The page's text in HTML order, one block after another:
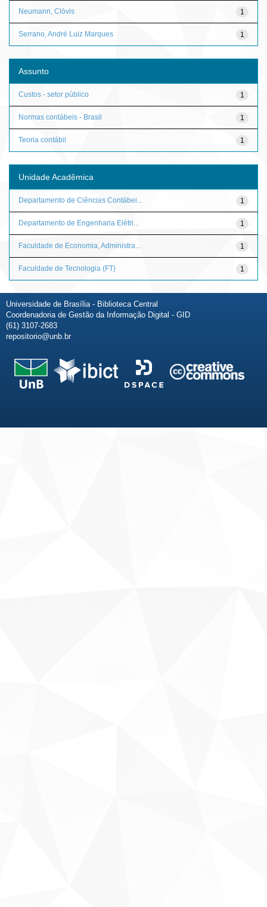
1
Neumann, Clóvis
1
Serrano, André Luiz Marques
Assunto
1
Custos - setor público
1
Normas contábeis - Brasil
1
Teoria contábil
Unidade Acadêmica
1
Departamento de Ciências Contábei...
1
Departamento de Engenharia Elétri...
1
Faculdade de Economia, Administra...
1
Faculdade de Tecnologia (FT)
Universidade de Brasília - Biblioteca Central
Coordenadoria de Gestão da Informação Digital - GID
(61) 3107-2683
repositorio@unb.br